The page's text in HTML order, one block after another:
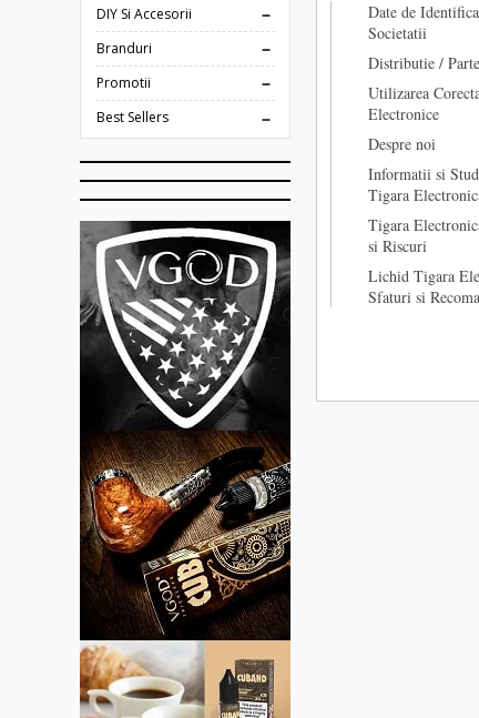
DIY Si Accesorii
Branduri
Promotii
Best Sellers
Date de
Societatii
Distributie /
Utilizarea
Electronice
Despre noi
Informatii si
Tigara
Tigara
si Riscuri
Lichid Tigara
Sfaturi si